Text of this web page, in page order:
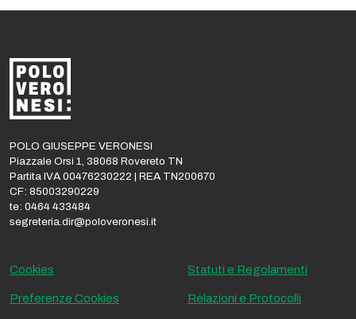
POLO GIUSEPPE VERONESI
Piazzale Orsi 1, 38068 Rovereto TN
Partita IVA 00476230222 | REA TN200670
CF: 85003290229
te: 0464 433484
segreteria.dir@poloveronesi.it
Cookies
Preferenze Cookies
Statuti e Regolamenti
Relazioni e Protocolli